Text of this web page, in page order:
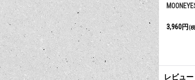
with
American Graffiti Printings with
Autograph (K)
2,200円(税込) 3,960円 (
レビュー